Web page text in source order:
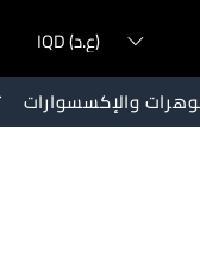
IQD (ع.د)
والإكسسوارات